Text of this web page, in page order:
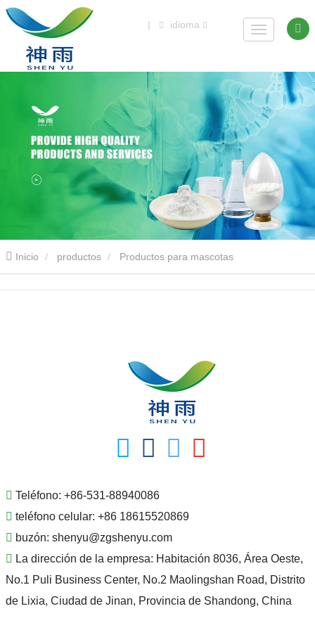
| idioma
Inicio productos Productos para mascotas
Teléfono: +86-531-88940086
teléfono celular: +86 18615520869
buzón: shenyu@zgshenyu.com
La dirección de la empresa: Habitación 8036, Área Oeste,
No.1 Puli Business Center, No.2 Maolingshan Road, Distrito
de Lixia, Ciudad de Jinan, Provincia de Shandong, China